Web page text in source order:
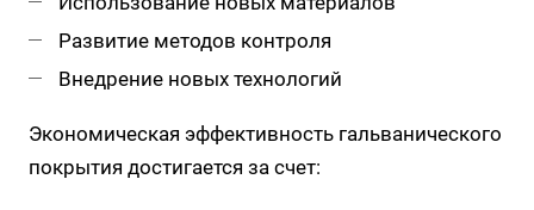
Развитие методов контроля
Внедрение новых технологий
Экономическая эффективность гальванического
покрытия достигается за счет: